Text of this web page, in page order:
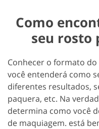
Como
seu rosto
Conhecer o formato
você entenderá como
diferentes resultados,
paquera, etc. Na
determina como você
de maquiagem. está